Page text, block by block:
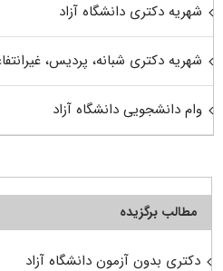
شهریه دکتری دانشگاه آزاد
شهریه دکتری شبانه، پردیس،
وام دانشجویی دانشگاه آزاد
مطالب برگزیده
دکتری بدون آزمون دانشگاه آزاد